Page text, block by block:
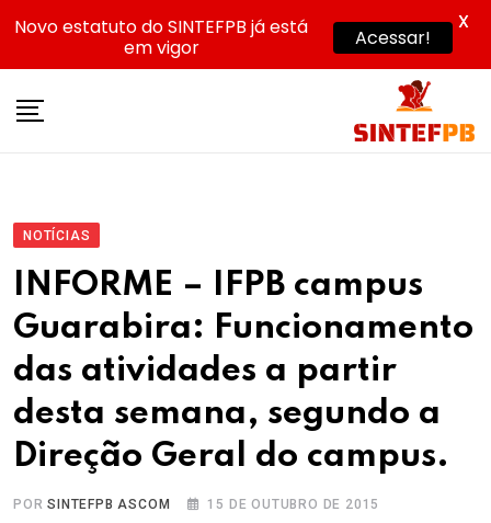
NOTÍCIAS
INFORME – IFPB campus
Guarabira: Funcionamento
das atividades a partir
desta semana, segundo a
Direção Geral do campus.
PORSINTEFPB ASCOM 15 DE OUTUBRO DE 2015
Novo estatuto do SINTEFPB já está
em vigor
Acessar!
X